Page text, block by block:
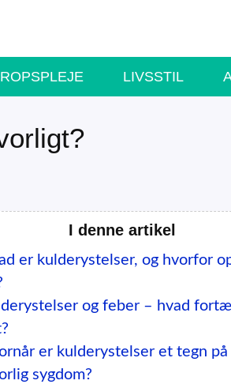
LIVSSTIL
I denne artikel
er kulderystelser, og hvorfor
og feber – hvad
er kulderystelser et tegn på
sygdom?